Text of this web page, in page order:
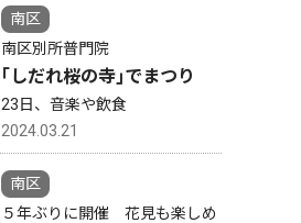
南区
南区別所普門院
｢しだれ桜の寺｣でまつり
23日、音楽や飲食
2024.03.21
南区
５年ぶりに開催 花見も楽しめ